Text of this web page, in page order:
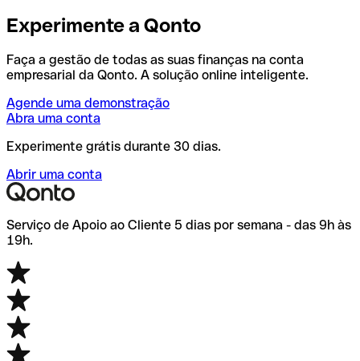
Experimente a Qonto
Faça a gestão de todas as suas finanças na conta
empresarial da Qonto. A solução online inteligente.
Agende uma demonstração
Abra uma conta
Experimente grátis durante 30 dias.
Abrir uma conta
Serviço de Apoio ao Cliente 5 dias por semana - das 9h às
19h.